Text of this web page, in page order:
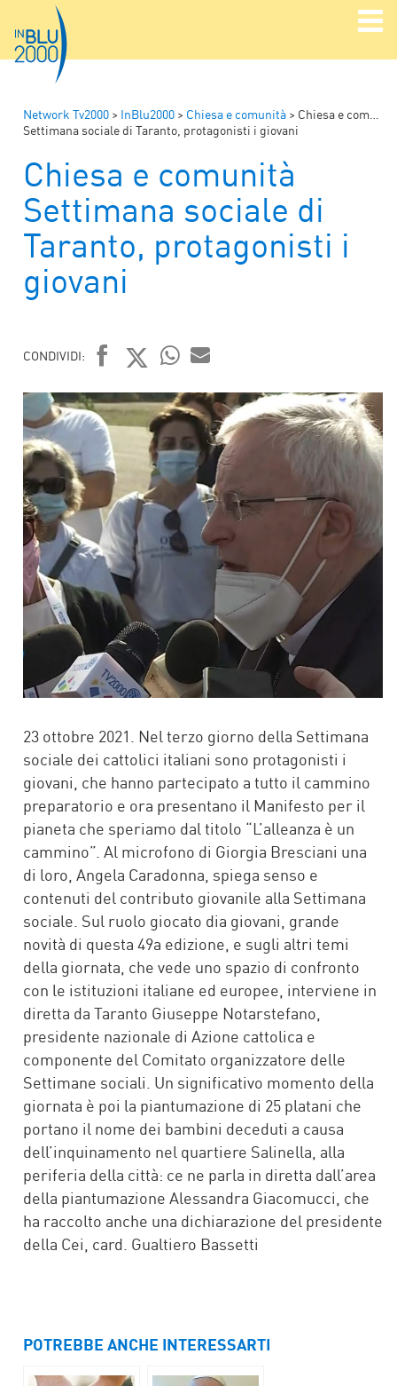
Network Tv2000 > InBlu2000 > Chiesa e comunità > Chiesa e comunità
Settimana sociale di Taranto, protagonisti i giovani
Chiesa e comunità
Settimana sociale di
Taranto, protagonisti i
giovani
CONDIVIDI:
FACEBOOK
TWITTER
WHATSAPP
MAIL
23 ottobre 2021. Nel terzo giorno della Settimana
sociale dei cattolici italiani sono protagonisti i
giovani, che hanno partecipato a tutto il cammino
preparatorio e ora presentano il Manifesto per il
pianeta che speriamo dal titolo “L’alleanza è un
cammino”. Al microfono di Giorgia Bresciani una
di loro, Angela Caradonna, spiega senso e
contenuti del contributo giovanile alla Settimana
sociale. Sul ruolo giocato dia giovani, grande
novità di questa 49a edizione, e sugli altri temi
della giornata, che vede uno spazio di confronto
con le istituzioni italiane ed europee, interviene in
diretta da Taranto Giuseppe Notarstefano,
presidente nazionale di Azione cattolica e
componente del Comitato organizzatore delle
Settimane sociali. Un significativo momento della
giornata è poi la piantumazione di 25 platani che
portano il nome dei bambini deceduti a causa
dell’inquinamento nel quartiere Salinella, alla
periferia della città: ce ne parla in diretta dall’area
della piantumazione Alessandra Giacomucci, che
ha raccolto anche una dichiarazione del presidente
della Cei, card. Gualtiero Bassetti
POTREBBE ANCHE INTERESSARTI